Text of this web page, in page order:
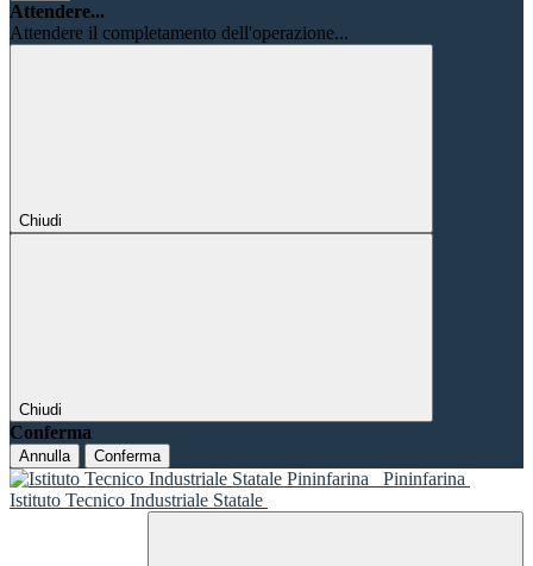
Attendere...
Attendere il completamento dell'operazione...
Chiudi
Chiudi
Conferma
Annulla Conferma
Pininfarina
Istituto Tecnico Industriale Statale